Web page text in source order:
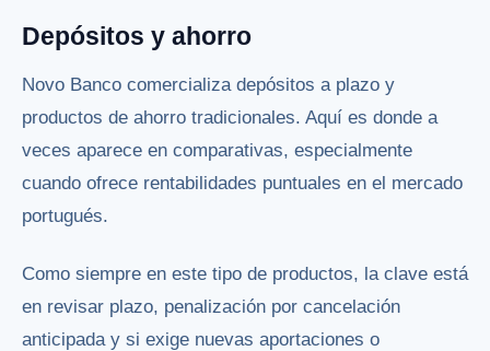
Depósitos y ahorro
Novo Banco comercializa depósitos a plazo y
productos de ahorro tradicionales. Aquí es donde a
veces aparece en comparativas, especialmente
cuando ofrece rentabilidades puntuales en el mercado
portugués.
Como siempre en este tipo de productos, la clave está
en revisar plazo, penalización por cancelación
anticipada y si exige nuevas aportaciones o